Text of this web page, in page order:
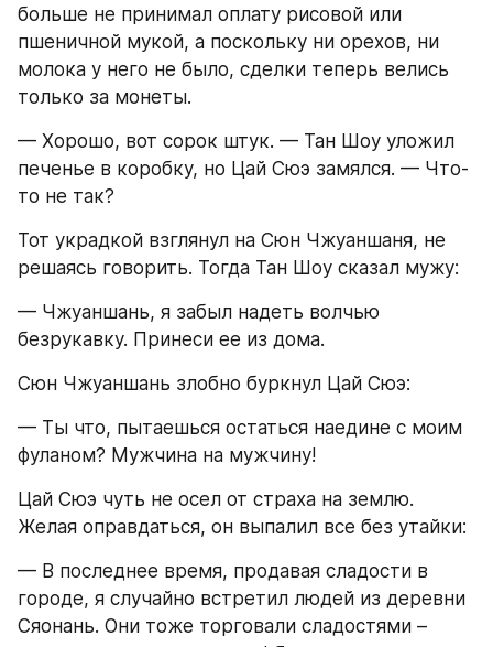
больше не принимал оплату рисовой или
пшеничной мукой, а поскольку ни орехов, ни
молока у него не было, сделки теперь велись
только за монеты.
— Хорошо, вот сорок штук. — Тан Шоу уложил
печенье в коробку, но Цай Сюэ замялся. — Что-
то не так?
Тот украдкой взглянул на Сюн Чжуаншаня, не
решаясь говорить. Тогда Тан Шоу сказал мужу:
— Чжуаншань, я забыл надеть волчью
безрукавку. Принеси ее из дома.
Сюн Чжуаншань злобно буркнул Цай Сюэ:
— Ты что, пытаешься остаться наедине с моим
фуланом? Мужчина на мужчину!
Цай Сюэ чуть не осел от страха на землю.
Желая оправдаться, он выпалил все без утайки:
— В последнее время, продавая сладости в
городе, я случайно встретил людей из деревни
Сяонань. Они тоже торговали сладостями –